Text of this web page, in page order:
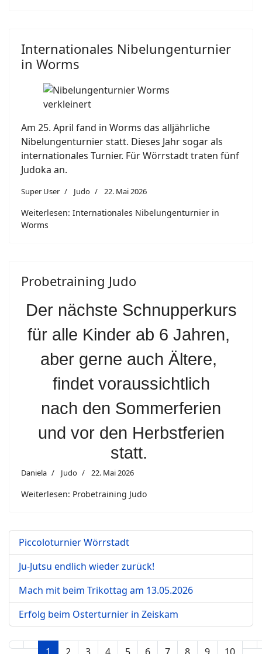
Internationales Nibelungenturnier
in Worms
Am 25. April fand in Worms das alljährliche
Nibelungenturnier statt. Dieses Jahr sogar als
internationales Turnier. Für Wörrstadt traten fünf
Judoka an.
Super User Judo 22. Mai 2026
Weiterlesen: Internationales Nibelungenturnier in
Worms
Probetraining Judo
Der nächste Schnupperkurs
für alle Kinder ab 6 Jahren,
aber gerne auch Ältere,
findet voraussichtlich
nach den Sommerferien
und vor den Herbstferien
statt.
Daniela Judo 22. Mai 2026
Weiterlesen: Probetraining Judo
Piccoloturnier Wörrstadt
Ju-Jutsu endlich wieder zurück!
Mach mit beim Trikottag am 13.05.2026
Erfolg beim Osterturnier in Zeiskam